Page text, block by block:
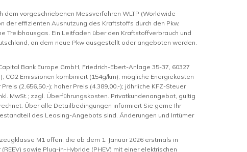
vorgeschriebenen Messverfahren WLTP (Worldwide
der effizienten Ausnutzung des Kraftstoffs durch den Pkw,
Treibhausgas. Ein Leitfaden über den Kraftstoffverbrauch und
an dem neue Pkw ausgestellt oder angeboten werden.
Bank Europe GmbH, Friedrich-Ebert-Anlage 35-37, 60327
CO2 Emissionen kombiniert (154g/km); mögliche Energiekosten
(2.656,50,-); hoher Preis (4.389,00,-); jährliche KFZ-Steuer
MwSt.; zzgl. Überführungskosten. Privatkundenangebot, gültig
Über alle Detailbedingungen informiert Sie gerne Ihr
des Leasing-Angebots sind. Änderungen und Irrtümer
M1 offen, die ab dem 1. Januar 2026 erstmals in
sowie Plug-in-Hybride (PHEV) mit einer elektrischen